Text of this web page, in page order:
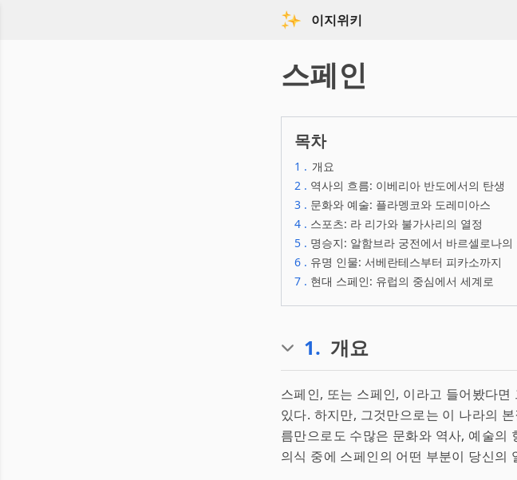
이지위키
스페인
목차
1 . 개요
2 . 역사의 흐름: 이베리아 반도에서의 탄생
3 . 문화와 예술: 플라멩코와 도레미아스
4 . 스포츠: 라 리가와 불가사리의 열정
5 . 명승지: 알함브라 궁전에서 바르셀로나의
6 . 유명 인물: 서베란테스부터 피카소까지
7 . 현대 스페인: 유럽의 중심에서 세계로
1. 개요
스페인, 또는 스페인, 이라고 들어봤다
있다. 하지만, 그것만으로는 이 나라의
름만으로도 수많은 문화와 역사, 예술의
의식 중에 스페인의 어떤 부분이 당신의